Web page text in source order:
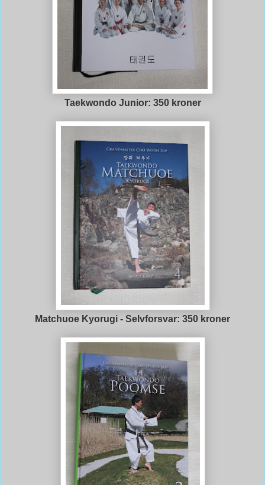
Taekwondo Junior: 350 kroner
Matchuoe Kyorugi - Selvforsvar: 350 kroner